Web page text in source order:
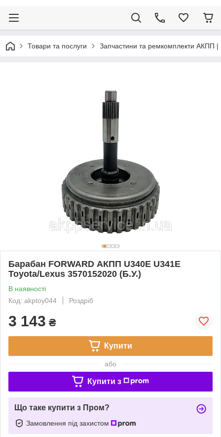
Товари та послуги Запчастини та ремкомплекти АКПП |
Барабан FORWARD АКПП U340E U341E
Toyota/Lexus 3570152020 (Б.У.)
В наявності
Код: akptoy044
Роздріб
3 143 ₴
Купити
або
Купити з
Що таке купити з Пром?
Замовлення під захистом